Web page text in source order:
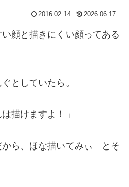
2016.02.14 2026.06.17
顔と描きにくい顔ってある
としていたら。
描けますよ！」
から、ほな描いてみぃ とそ